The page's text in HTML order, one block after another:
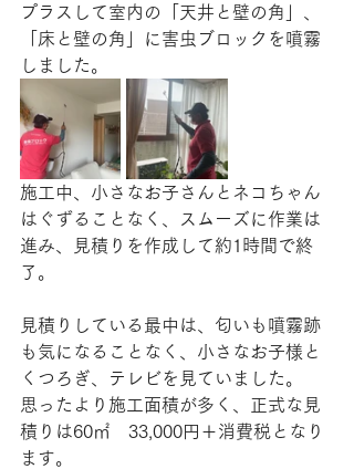
プラスして室内の「天井と壁の角」、
「床と壁の角」に害虫ブロックを噴霧
しました。
施工中、小さなお子さんとネコちゃん
はぐずることなく、スムーズに作業は
進み、見積りを作成して約1時間で終
了。
見積りしている最中は、匂いも噴霧跡
も気になることなく、小さなお子様と
くつろぎ、テレビを見ていました。
思ったより施工面積が多く、正式な見
積りは60㎡　33,000円＋消費税となり
ます。